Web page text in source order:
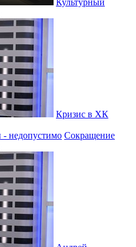
Кризис в ХК
Сокращение